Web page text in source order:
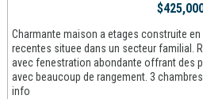
Charmante maison a etages construite
recentes situee dans un secteur familial.
avec fenestration abondante offrant des
avec beaucoup de rangement. 3
info